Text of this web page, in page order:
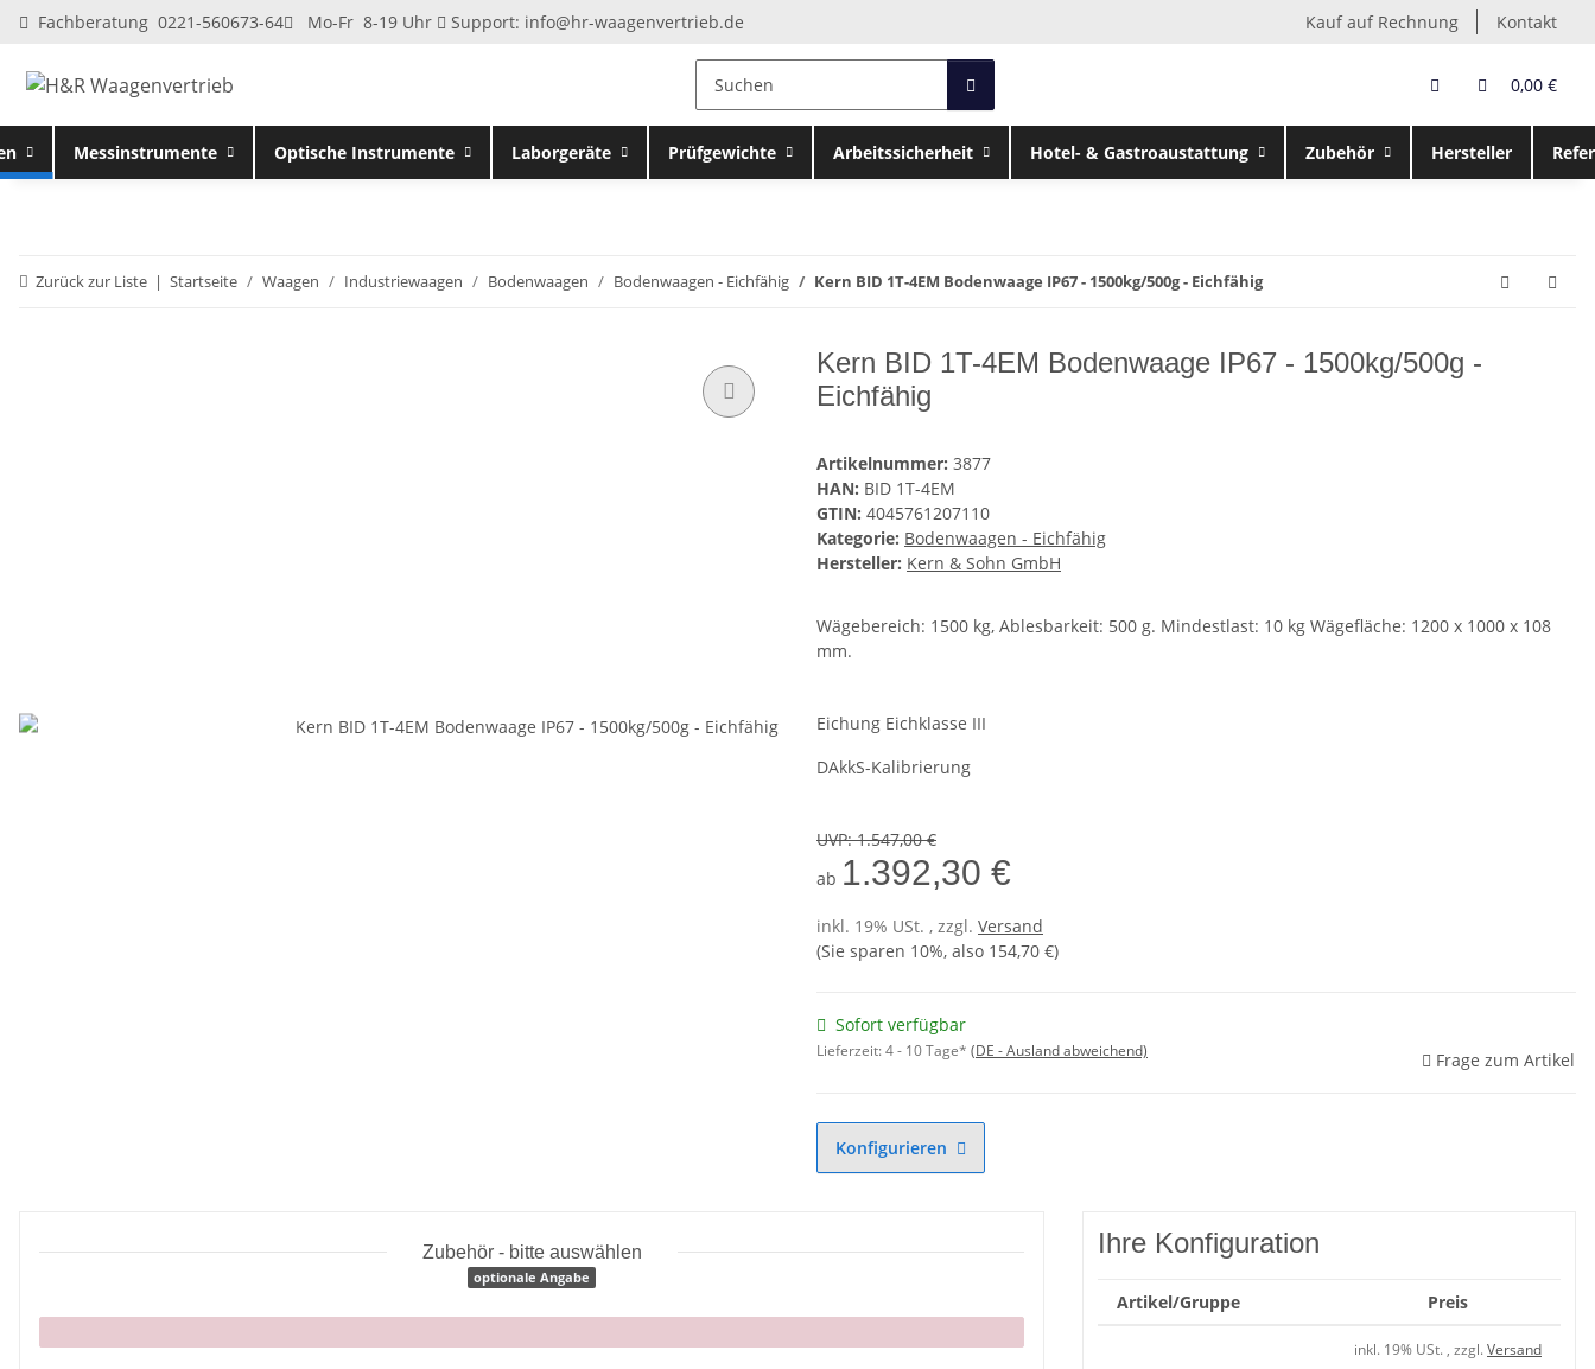
Kauf auf Rechnung Kontakt
Fachberatung 0221-560673-64 Mo-Fr 8-19 Uhr Support: info@hr-waagenvertrieb.de
0,00 €
Messinstrumente Optische Instrumente Laborgeräte Prüfgewichte Arbeitssicherheit Hotel- & Gastroaustattung Zubehör Hersteller
Zurück zur Liste Startseite Waagen Industriewaagen Bodenwaagen Bodenwaagen - Eichfähig Kern BID 1T-4EM Bodenwaage IP67 - 1500kg/500g - Eichfähig
Kern BID 1T-4EM Bodenwaage IP67 - 1500kg/500g -
Eichfähig
Artikelnummer: 3877
HAN: BID 1T-4EM
GTIN: 4045761207110
Kategorie: Bodenwaagen - Eichfähig
Hersteller: Kern & Sohn GmbH
Wägebereich: 1500 kg, Ablesbarkeit: 500 g. Mindestlast: 10 kg Wägefläche: 1200 x 1000 x 108
mm.
Eichung Eichklasse III
DAkkS-Kalibrierung
UVP:1.547,00 €
ab 1.392,30 €
inkl. 19% USt. , zzgl. Versand
(Sie sparen 10%, also 154,70 €)
Sofort verfügbar
Lieferzeit:4 - 10 Tage* (DE - Ausland abweichend) Frage zum Artikel
Konfigurieren
Zubehör - bitte auswählen
optionale Angabe
x
Ihre Konfiguration
Artikel/Gruppe Preis
inkl. 19% USt. , zzgl.Versand